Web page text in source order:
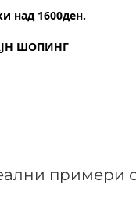
над 1600ден.
ШОПИНГ
примери